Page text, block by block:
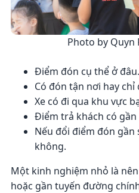
Photo by Quyn
Điểm đón cụ thể ở đâu.
Có đón tận nơi hay
Xe có đi qua khu vực
Điểm trả khách có
Nếu đổi điểm đón
không.
Một kinh nghiệm nhỏ là
hoặc gần tuyến đường